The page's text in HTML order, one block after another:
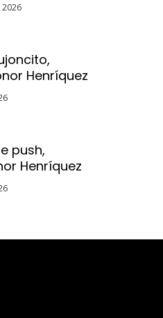
2026
Henríquez
push,
Henríquez